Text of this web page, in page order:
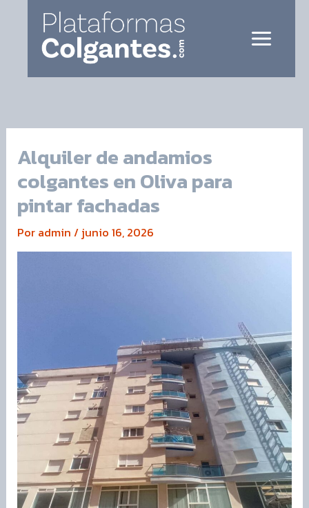
contenido
Menu
Alquiler de andamios
colgantes en Oliva para
pintar fachadas
Por admin/ junio 16, 2026